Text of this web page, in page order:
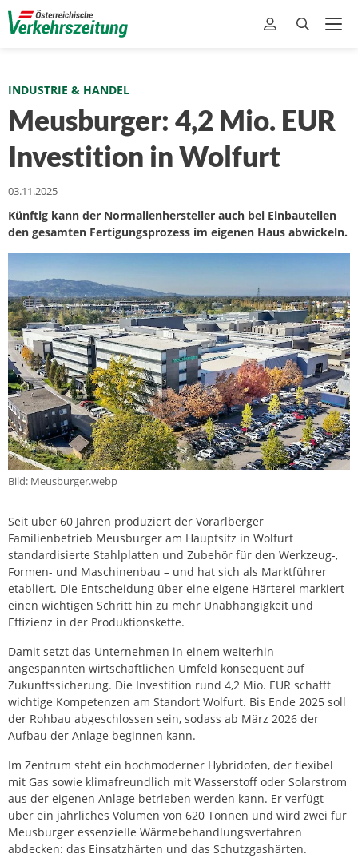
INDUSTRIE & HANDEL
Meusburger: 4,2 Mio. EUR
Investition in Wolfurt
03.11.2025
Künftig kann der Normalienhersteller auch bei Einbauteilen
den gesamten Fertigungsprozess im eigenen Haus abwickeln.
Bild: Meusburger.webp
Seit über 60 Jahren produziert der Vorarlberger
Familienbetrieb Meusburger am Hauptsitz in Wolfurt
standardisierte Stahlplatten und Zubehör für den Werkzeug-,
Formen- und Maschinenbau – und hat sich als Marktführer
etabliert. Die Entscheidung über eine eigene Härterei markiert
einen wichtigen Schritt hin zu mehr Unabhängigkeit und
Effizienz in der Produktionskette.
Damit setzt das Unternehmen in einem weiterhin
angespannten wirtschaftlichen Umfeld konsequent auf
Zukunftssicherung. Die Investition rund 4,2 Mio. EUR schafft
wichtige Kompetenzen am Standort Wolfurt. Bis Ende 2025 soll
der Rohbau abgeschlossen sein, sodass ab März 2026 der
Aufbau der Anlage beginnen kann.
Im Zentrum steht ein hochmoderner Hybridofen, der flexibel
mit Gas sowie klimafreundlich mit Wasserstoff oder Solarstrom
aus der eigenen Anlage betrieben werden kann. Er verfügt
über ein jährliches Volumen von 620 Tonnen und wird zwei für
Meusburger essenzielle Wärmebehandlungsverfahren
abdecken: das Einsatzhärten und das Schutzgashärten.